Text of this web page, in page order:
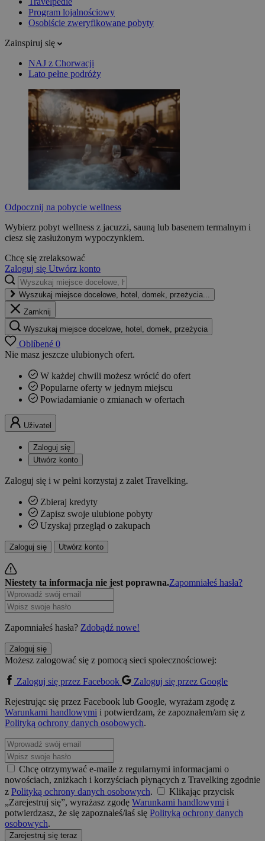
Program lojalnościowy
Osobiście zweryfikowane pobyty
Zainspiruj się
NAJ z Chorwacji
Lato pełne podróży
Odpocznij na pobycie wellness
Wybierz pobyt wellness z jacuzzi, sauną lub basenem termalnym i
ciesz się zasłużonym wypoczynkiem.
Chcę się zrelaksować
Zaloguj się Utwórz konto
Wyszukaj miejsce docelowe, hotel, domek, przeżycia...
Zamknij
Wyszukaj miejsce docelowe, hotel, domek, przeżycia
Oblíbené 0
Nie masz jeszcze ulubionych ofert.
W każdej chwili możesz wrócić do ofert
Popularne oferty w jednym miejscu
Powiadamianie o zmianach w ofertach
Uživatel
Zaloguj się
Utwórz konto
Zaloguj się i w pełni korzystaj z zalet Travelking.
Zbieraj kredyty
Zapisz swoje ulubione pobyty
Uzyskaj przegląd o zakupach
Zaloguj się Utwórz konto
Niestety ta informacja nie jest poprawna.Zapomniałeś hasła?
Zapomniałeś hasła? Zdobądź nowe!
Zaloguj się
Możesz zalogować się z pomocą sieci społecznościowej:
Zaloguj się przez Facebook
Zaloguj się przez Google
Rejestrując się przez Facebook lub Google, wyrażam zgodę z
Warunkami handlowymi i potwierdzam, że zapoznałem/am się z
Polityką ochrony danych osobowych.
Chcę otrzymywać e-maile z regularnymi informacjami o
nowościach, zniżkach i korzyściach płynących z Travelking zgodnie
z Polityką ochrony danych osobowych.
Klikając przycisk
„Zarejestruj się”, wyrażasz zgodę Warunkami handlowymi i
potwierdzasz, że się zapoznałeś/łaś się Polityką ochrony danych
osobowych.
Zarejestruj się teraz